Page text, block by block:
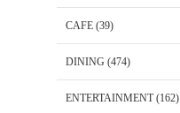
CAFE (39)
DINING (474)
ENTERTAINMENT(162)